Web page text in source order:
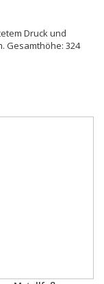
Druck und
Gesamthöhe: 324